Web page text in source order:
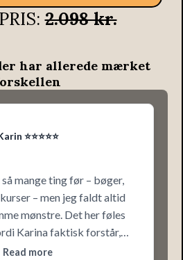
2.098 kr.
har allerede mærket
mange ting før – bøger,
– men jeg faldt altid
mønstre. Det her føles
Karina faktisk forstår,
sidde fast i hovedet. Hun
Read more
⭐️⭐️⭐️⭐️⭐️